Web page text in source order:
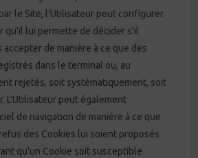
le Site, l’Utilisateur peut configurer
lui permette de décider s’il
de manière à ce que des
dans le terminal ou, au
rejetés, soit systématiquement, soit
L’Utilisateur peut également
de navigation de manière à ce que
des Cookies lui soient proposés
qu’un Cookie soit susceptible